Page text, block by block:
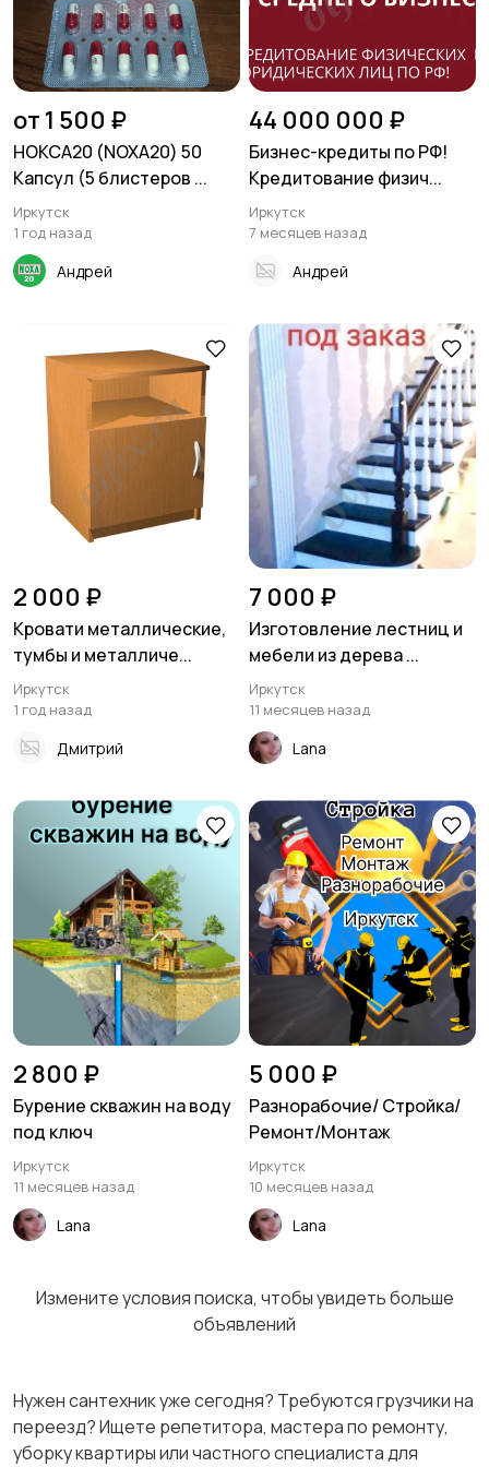
Хобби и развлечения Электроника
Для дома и дачи
Детские товары
от 1 500 ₽
НОКСА20 (NOXA20) 50
Капсул (5 блистеров ...
Иркутск
1 год назад
Андрей
44 000 000 ₽
Бизнес-кредиты по РФ!
Кредитование физич...
Иркутск
7 месяцев назад
Андрей
2 000 ₽
Кровати металлические,
тумбы и металличе...
Иркутск
1 год назад
Дмитрий
7 000 ₽
Изготовление лестниц и
мебели из дерева ...
Иркутск
11 месяцев назад
Lana
2 800 ₽
Бурение скважин на воду
под ключ
Иркутск
11 месяцев назад
Lana
5 000 ₽
Разнорабочие/ Стройка/
Ремонт/Монтаж
Иркутск
10 месяцев назад
Lana
Измените условия поиска, чтобы увидеть больше
объявлений
Нужен сантехник уже сегодня? Требуются грузчики на
переезд? Ищете репетитора, мастера по ремонту,
уборку квартиры или частного специалиста для